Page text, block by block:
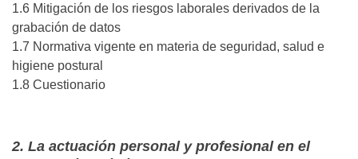
1.6 Mitigación de los riesgos laborales derivados de la
grabación de datos
1.7 Normativa vigente en materia de seguridad, salud e
higiene postural
1.8 Cuestionario
2. La actuación personal y profesional en el